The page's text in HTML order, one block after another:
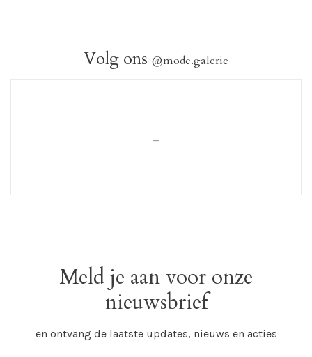
Volg ons @mode.galerie
_
Meld je aan voor onze
nieuwsbrief
en ontvang de laatste updates, nieuws en acties